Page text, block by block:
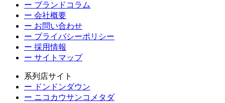
ー ブランドコラム
ー 会社概要
ー お問い合わせ
ー プライバシーポリシー
ー 採用情報
ー サイトマップ
系列店サイト
ー ドンドンダウン
ー ニコカウサンコメタダ